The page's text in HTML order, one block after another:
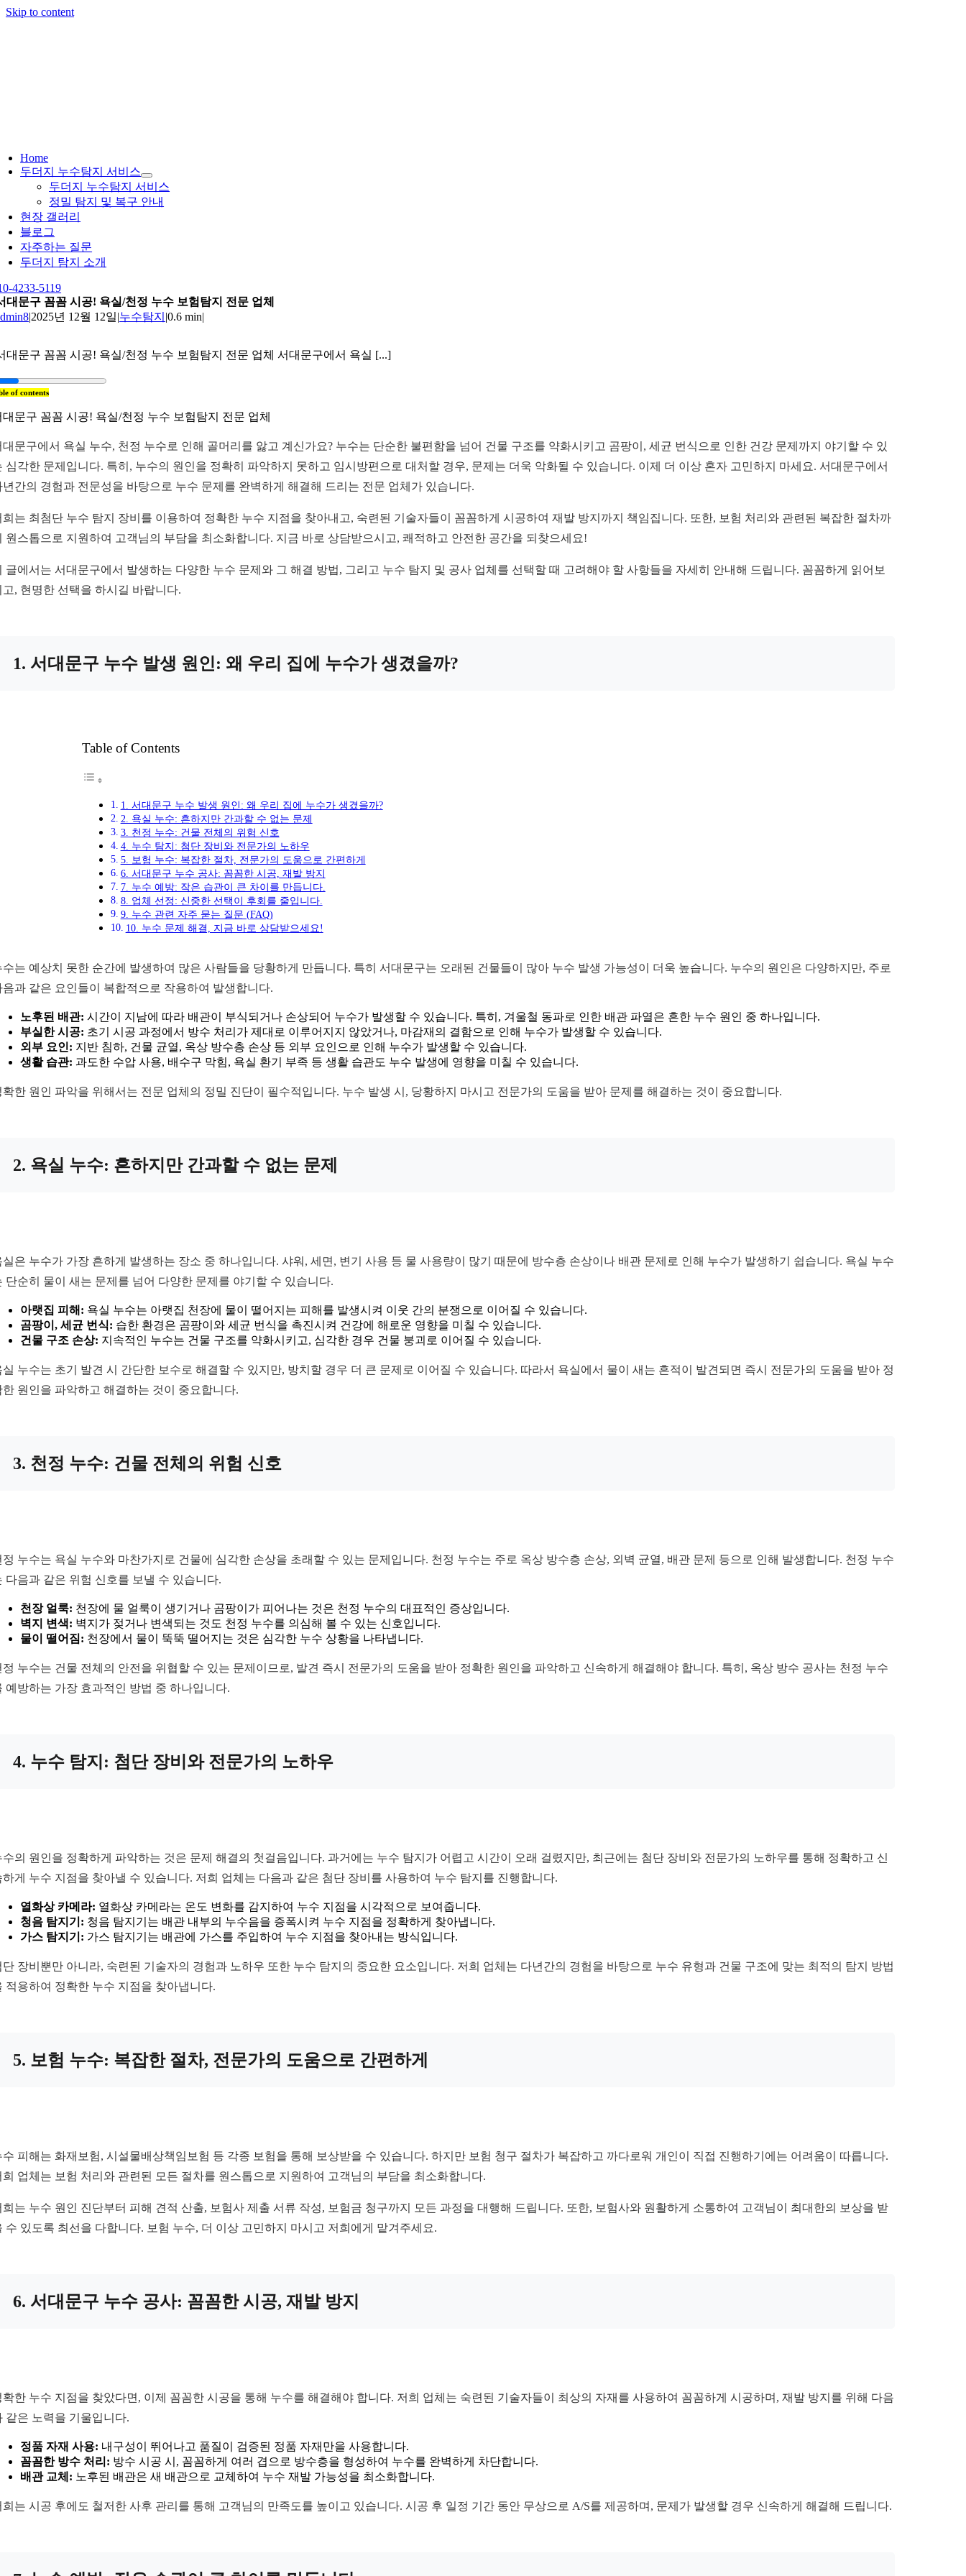
Skip to content
Home
두더지 누수탐지 서비스
두더지 누수탐지 서비스
정밀 탐지 및 복구 안내
현장 갤러리
블로그
자주하는 질문
두더지 탐지 소개
4233-5119
대문구 꼼꼼 시공! 욕실/천정 누수 보험탐지 전문 업체
|2025년 12월 12일|누수탐지 |0.6 min|
대문구 꼼꼼 시공! 욕실/천정 누수 보험탐지 전문 업체 서대문구에서 욕실 [...]
of contents
대문구 꼼꼼 시공! 욕실/천정 누수 보험탐지 전문 업체
대문구에서 욕실 누수, 천정 누수로 인해 골머리를 앓고 계신가요? 누수는 단순한 불편함을 넘어 건물 구조를 약화시키고 곰팡이, 세균 번식으로 인한 건강 문제까지 야기할 수 있
심각한 문제입니다. 특히, 누수의 원인을 정확히 파악하지 못하고 임시방편으로 대처할 경우, 문제는 더욱 악화될 수 있습니다. 이제 더 이상 혼자 고민하지 마세요. 서대문구에서
년간의 경험과 전문성을 바탕으로 누수 문제를 완벽하게 해결해 드리는 전문 업체가 있습니다.
희는 최첨단 누수 탐지 장비를 이용하여 정확한 누수 지점을 찾아내고, 숙련된 기술자들이 꼼꼼하게 시공하여 재발 방지까지 책임집니다. 또한, 보험 처리와 관련된 복잡한 절차까
원스톱으로 지원하여 고객님의 부담을 최소화합니다. 지금 바로 상담받으시고, 쾌적하고 안전한 공간을 되찾으세요!
글에서는 서대문구에서 발생하는 다양한 누수 문제와 그 해결 방법, 그리고 누수 탐지 및 공사 업체를 선택할 때 고려해야 할 사항들을 자세히 안내해 드립니다. 꼼꼼하게 읽어보
고, 현명한 선택을 하시길 바랍니다.
1. 서대문구 누수 발생 원인: 왜 우리 집에 누수가 생겼을까?
Table of Contents
1. 서대문구 누수 발생 원인: 왜 우리 집에 누수가 생겼을까?
2. 욕실 누수: 흔하지만 간과할 수 없는 문제
3. 천정 누수: 건물 전체의 위험 신호
4. 누수 탐지: 첨단 장비와 전문가의 노하우
5. 보험 누수: 복잡한 절차, 전문가의 도움으로 간편하게
6. 서대문구 누수 공사: 꼼꼼한 시공, 재발 방지
7. 누수 예방: 작은 습관이 큰 차이를 만듭니다.
8. 업체 선정: 신중한 선택이 후회를 줄입니다.
9. 누수 관련 자주 묻는 질문 (FAQ)
10. 누수 문제 해결, 지금 바로 상담받으세요!
수는 예상치 못한 순간에 발생하여 많은 사람들을 당황하게 만듭니다. 특히 서대문구는 오래된 건물들이 많아 누수 발생 가능성이 더욱 높습니다. 누수의 원인은 다양하지만, 주로
음과 같은 요인들이 복합적으로 작용하여 발생합니다.
노후된 배관: 시간이 지남에 따라 배관이 부식되거나 손상되어 누수가 발생할 수 있습니다. 특히, 겨울철 동파로 인한 배관 파열은 흔한 누수 원인 중 하나입니다.
부실한 시공: 초기 시공 과정에서 방수 처리가 제대로 이루어지지 않았거나, 마감재의 결함으로 인해 누수가 발생할 수 있습니다.
외부 요인: 지반 침하, 건물 균열, 옥상 방수층 손상 등 외부 요인으로 인해 누수가 발생할 수 있습니다.
생활 습관: 과도한 수압 사용, 배수구 막힘, 욕실 환기 부족 등 생활 습관도 누수 발생에 영향을 미칠 수 있습니다.
확한 원인 파악을 위해서는 전문 업체의 정밀 진단이 필수적입니다. 누수 발생 시, 당황하지 마시고 전문가의 도움을 받아 문제를 해결하는 것이 중요합니다.
2. 욕실 누수: 흔하지만 간과할 수 없는 문제
실은 누수가 가장 흔하게 발생하는 장소 중 하나입니다. 샤워, 세면, 변기 사용 등 물 사용량이 많기 때문에 방수층 손상이나 배관 문제로 인해 누수가 발생하기 쉽습니다. 욕실 누수
단순히 물이 새는 문제를 넘어 다양한 문제를 야기할 수 있습니다.
아랫집 피해: 욕실 누수는 아랫집 천장에 물이 떨어지는 피해를 발생시켜 이웃 간의 분쟁으로 이어질 수 있습니다.
곰팡이, 세균 번식: 습한 환경은 곰팡이와 세균 번식을 촉진시켜 건강에 해로운 영향을 미칠 수 있습니다.
건물 구조 손상: 지속적인 누수는 건물 구조를 약화시키고, 심각한 경우 건물 붕괴로 이어질 수 있습니다.
실 누수는 초기 발견 시 간단한 보수로 해결할 수 있지만, 방치할 경우 더 큰 문제로 이어질 수 있습니다. 따라서 욕실에서 물이 새는 흔적이 발견되면 즉시 전문가의 도움을 받아 정
한 원인을 파악하고 해결하는 것이 중요합니다.
3. 천정 누수: 건물 전체의 위험 신호
정 누수는 욕실 누수와 마찬가지로 건물에 심각한 손상을 초래할 수 있는 문제입니다. 천정 누수는 주로 옥상 방수층 손상, 외벽 균열, 배관 문제 등으로 인해 발생합니다. 천정 누수
다음과 같은 위험 신호를 보낼 수 있습니다.
천장 얼룩: 천장에 물 얼룩이 생기거나 곰팡이가 피어나는 것은 천정 누수의 대표적인 증상입니다.
벽지 변색: 벽지가 젖거나 변색되는 것도 천정 누수를 의심해 볼 수 있는 신호입니다.
물이 떨어짐: 천장에서 물이 뚝뚝 떨어지는 것은 심각한 누수 상황을 나타냅니다.
정 누수는 건물 전체의 안전을 위협할 수 있는 문제이므로, 발견 즉시 전문가의 도움을 받아 정확한 원인을 파악하고 신속하게 해결해야 합니다. 특히, 옥상 방수 공사는 천정 누수
예방하는 가장 효과적인 방법 중 하나입니다.
4. 누수 탐지: 첨단 장비와 전문가의 노하우
수의 원인을 정확하게 파악하는 것은 문제 해결의 첫걸음입니다. 과거에는 누수 탐지가 어렵고 시간이 오래 걸렸지만, 최근에는 첨단 장비와 전문가의 노하우를 통해 정확하고 신
하게 누수 지점을 찾아낼 수 있습니다. 저희 업체는 다음과 같은 첨단 장비를 사용하여 누수 탐지를 진행합니다.
열화상 카메라: 열화상 카메라는 온도 변화를 감지하여 누수 지점을 시각적으로 보여줍니다.
청음 탐지기: 청음 탐지기는 배관 내부의 누수음을 증폭시켜 누수 지점을 정확하게 찾아냅니다.
가스 탐지기: 가스 탐지기는 배관에 가스를 주입하여 누수 지점을 찾아내는 방식입니다.
단 장비뿐만 아니라, 숙련된 기술자의 경험과 노하우 또한 누수 탐지의 중요한 요소입니다. 저희 업체는 다년간의 경험을 바탕으로 누수 유형과 건물 구조에 맞는 최적의 탐지 방법
적용하여 정확한 누수 지점을 찾아냅니다.
5. 보험 누수: 복잡한 절차, 전문가의 도움으로 간편하게
수 피해는 화재보험, 시설물배상책임보험 등 각종 보험을 통해 보상받을 수 있습니다. 하지만 보험 청구 절차가 복잡하고 까다로워 개인이 직접 진행하기에는 어려움이 따릅니다.
희 업체는 보험 처리와 관련된 모든 절차를 원스톱으로 지원하여 고객님의 부담을 최소화합니다.
희는 누수 원인 진단부터 피해 견적 산출, 보험사 제출 서류 작성, 보험금 청구까지 모든 과정을 대행해 드립니다. 또한, 보험사와 원활하게 소통하여 고객님이 최대한의 보상을 받
수 있도록 최선을 다합니다. 보험 누수, 더 이상 고민하지 마시고 저희에게 맡겨주세요.
6. 서대문구 누수 공사: 꼼꼼한 시공, 재발 방지
확한 누수 지점을 찾았다면, 이제 꼼꼼한 시공을 통해 누수를 해결해야 합니다. 저희 업체는 숙련된 기술자들이 최상의 자재를 사용하여 꼼꼼하게 시공하며, 재발 방지를 위해 다음
같은 노력을 기울입니다.
정품 자재 사용: 내구성이 뛰어나고 품질이 검증된 정품 자재만을 사용합니다.
꼼꼼한 방수 처리: 방수 시공 시, 꼼꼼하게 여러 겹으로 방수층을 형성하여 누수를 완벽하게 차단합니다.
배관 교체: 노후된 배관은 새 배관으로 교체하여 누수 재발 가능성을 최소화합니다.
희는 시공 후에도 철저한 사후 관리를 통해 고객님의 만족도를 높이고 있습니다. 시공 후 일정 기간 동안 무상으로 A/S를 제공하며, 문제가 발생할 경우 신속하게 해결해 드립니다.